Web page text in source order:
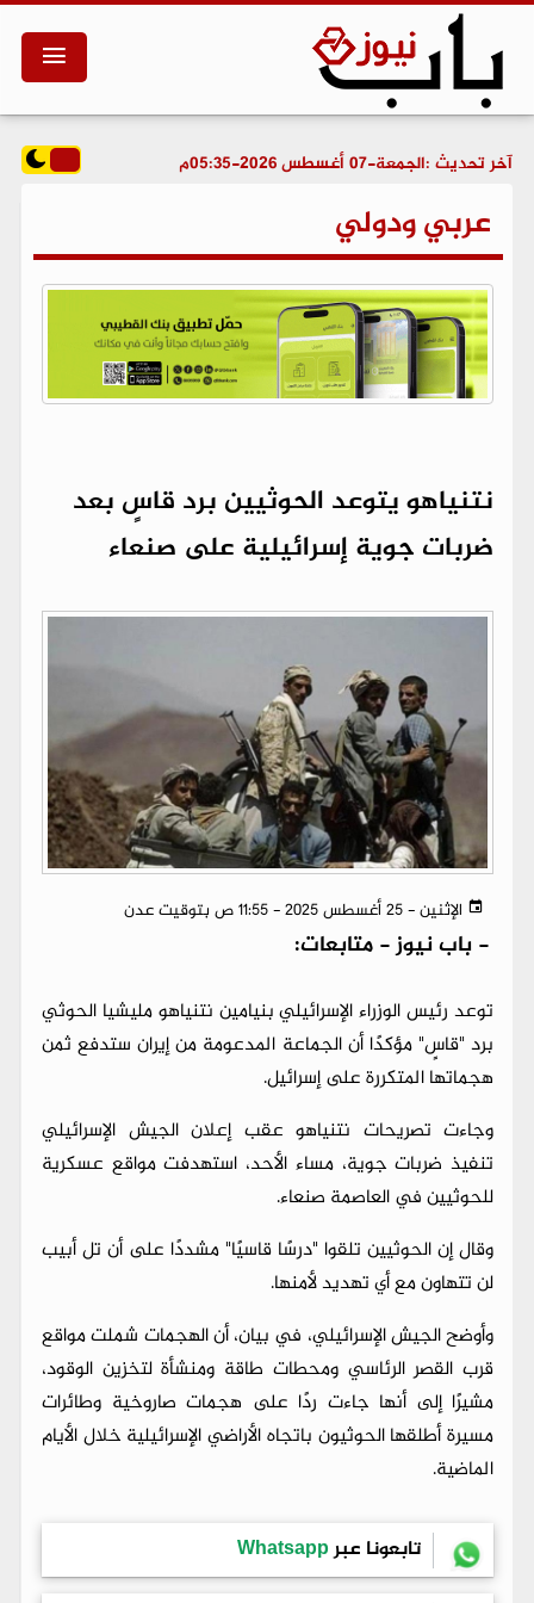
آخر تحديث :الجمعة-07 أغسطس 2026-05:35م
عربي ودولي
نتنياهو يتوعد الحوثيين برد قاسٍ بعد
ضربات جوية إسرائيلية على صنعاء
الإثنين - 25 أغسطس 2025 - 11:55 ص بتوقيت عدن
- باب نيوز - متابعات:
توعد رئيس الوزراء الإسرائيلي بنيامين نتنياهو مليشيا الحوثي
برد "قاسٍ" مؤكدًا أن الجماعة المدعومة من إيران ستدفع ثمن
هجماتها المتكررة على إسرائيل.
وجاءت تصريحات نتنياهو عقب إعلان الجيش الإسرائيلي
تنفيذ ضربات جوية، مساء الأحد، استهدفت مواقع عسكرية
للحوثيين في العاصمة صنعاء.
وقال إن الحوثيين تلقوا "درسًا قاسيًا" مشددًا على أن تل أبيب
لن تتهاون مع أي تهديد لأمنها.
وأوضح الجيش الإسرائيلي، في بيان، أن الهجمات شملت مواقع
قرب القصر الرئاسي ومحطات طاقة ومنشأة لتخزين الوقود،
مشيرًا إلى أنها جاءت ردًا على هجمات صاروخية وطائرات
مسيرة أطلقها الحوثيون باتجاه الأراضي الإسرائيلية خلال الأيام
الماضية.
تابعونا عبرWhatsapp